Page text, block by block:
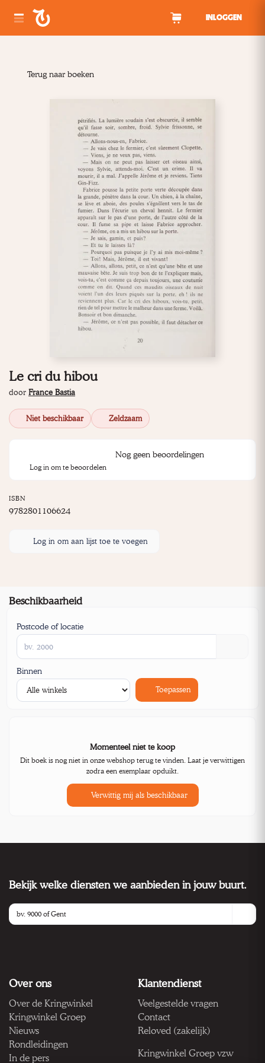
INLOGGEN
Terug naar boeken
Le cri du hibou
door France Bastia
Niet beschikbaar Zeldzaam
Nog geen beoordelingen
Log in om te beoordelen
ISBN
9782801106624
Log in om aan lijst toe te voegen
Beschikbaarheid
Postcode of locatie
Binnen
Toepassen
Momenteel niet te koop
Dit boek is nog niet in onze webshop terug te vinden. Laat je verwittigen
zodra een exemplaar opduikt.
Verwittig mij als beschikbaar
Bekijk welke diensten we aanbieden in jouw buurt.
Over ons
Over de Kringwinkel
Kringwinkel Groep
Nieuws
Rondleidingen
In de pers
Klantendienst
Veelgestelde vragen
Contact
Reloved (zakelijk)
Kringwinkel Groep vzw